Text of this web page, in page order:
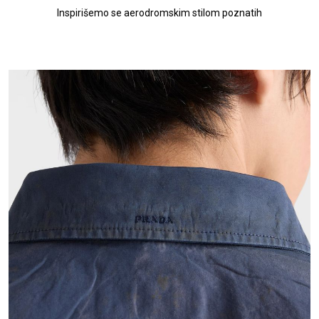
Inspirišemo se aerodromskim stilom poznatih